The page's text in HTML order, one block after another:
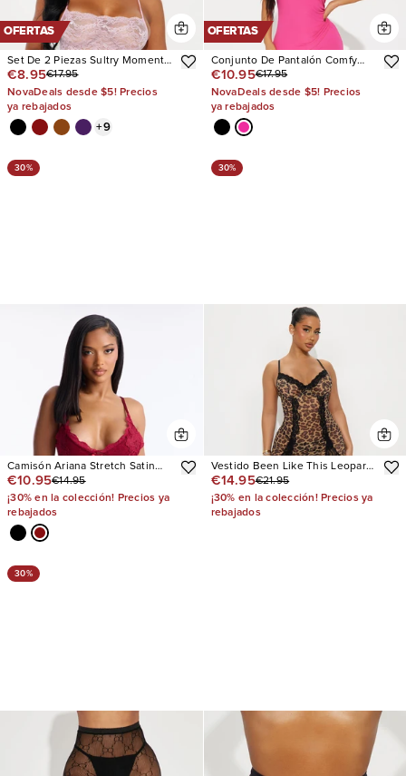
OFERTAS
Set De 2 Piezas Sultry Moments
Lace
€8.95€17.95
NovaDeals desde $5! Precios
ya rebajados
+9
OFERTAS
Conjunto De Pantalón Comfy
Mood Ribbed PJ
€10.95€17.95
NovaDeals desde $5! Precios
ya rebajados
30%
Camisón Ariana Stretch Satin
Embroidered
€10.95€14.95
¡30% en la colección! Precios ya
rebajados
30%
Vestido Been Like This Leopard
Mesh
€14.95€21.95
¡30% en la colección! Precios ya
rebajados
30%